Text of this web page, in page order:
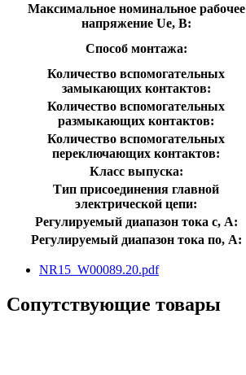
Максимальное номинальное рабочее
напряжение Ue, В:
Способ монтажа:
Количество вспомогательных
замыкающих контактов:
Количество вспомогательных
размыкающих контактов:
Количество вспомогательных
переключающих контактов:
Класс выпуска:
Тип присоединения главной
электрической цепи:
Регулируемый диапазон тока с, А:
Регулируемый диапазон тока по, А:
NR15_W00089.20.pdf
Сопутствующие товары